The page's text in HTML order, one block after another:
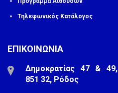
Τηλεφωνικός Κατάλογος
ΕΠΙΚΟΙΝΩΝΙΑ
Δημοκρατίας 47 & 49,
851 32, Ρόδος